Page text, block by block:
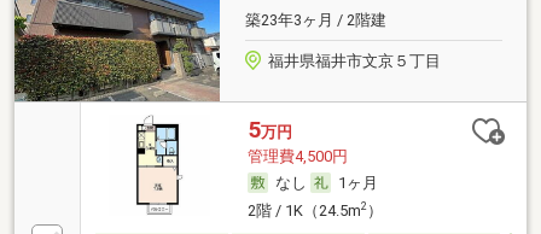
築23年3ヶ月 / 2階建
福井県福井市文京５丁目
5万円
管理費4,500円
なし
1ヶ月
2階 / 1K（24.5m2）